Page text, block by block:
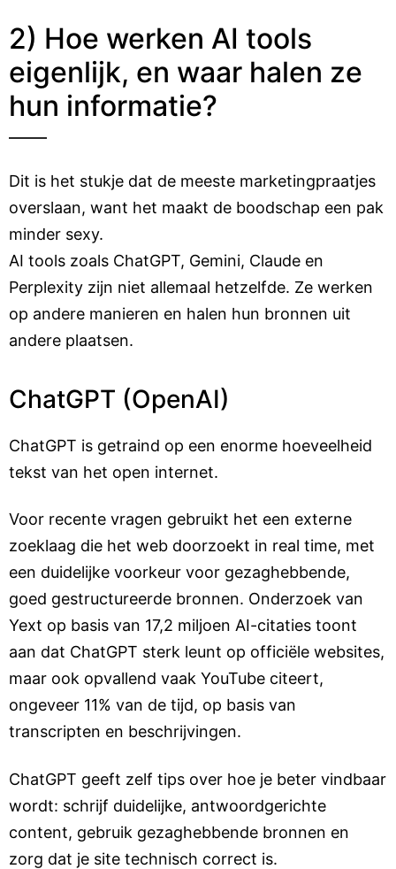
2) Hoe werken AI tools
eigenlijk, en waar halen ze
hun informatie?
Dit is het stukje dat de meeste marketingpraatjes
overslaan, want het maakt de boodschap een pak
minder sexy.
AI tools zoals ChatGPT, Gemini, Claude en
Perplexity zijn niet allemaal hetzelfde. Ze werken
op andere manieren en halen hun bronnen uit
andere plaatsen.
ChatGPT (OpenAI)
ChatGPT is getraind op een enorme hoeveelheid
tekst van het open internet.
Voor recente vragen gebruikt het een externe
zoeklaag die het web doorzoekt in real time, met
een duidelijke voorkeur voor gezaghebbende,
goed gestructureerde bronnen. Onderzoek van
Yext op basis van 17,2 miljoen AI-citaties toont
aan dat ChatGPT sterk leunt op officiële websites,
maar ook opvallend vaak YouTube citeert,
ongeveer 11% van de tijd, op basis van
transcripten en beschrijvingen.
ChatGPT geeft zelf tips over hoe je beter vindbaar
wordt: schrijf duidelijke, antwoordgerichte
content, gebruik gezaghebbende bronnen en
zorg dat je site technisch correct is.